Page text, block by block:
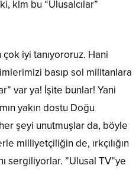
kim bu “Ulusalcılar”
çok iyi tanıyororuz. Hani
basıp sol militanlara
var ya! İşite bunlar! Yani
yakın dostu Doğu
şeyi unutmuşlar da, böyle
milliyetçiliğin de, ırkçılığın
sergiliyorlar. ”Ulusal TV”ye